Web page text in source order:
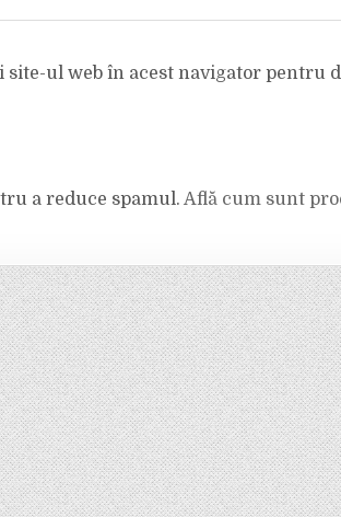
site-ul web în acest navigator pentru
a reduce spamul. Află cum sunt